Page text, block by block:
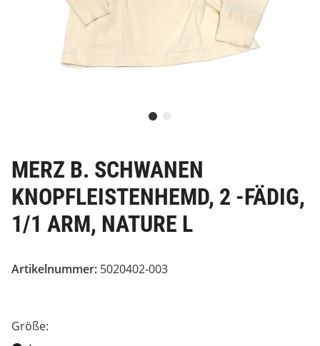
MERZ B. SCHWANEN
KNOPFLEISTENHEMD, 2 -FÄDIG,
1/1 ARM, NATURE L
Artikelnummer: 5020402-003
Größe: